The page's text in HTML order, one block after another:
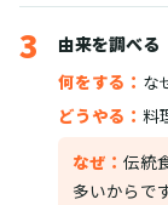
3
由来を調べる
何をする： な
どうやる： 料
なぜ： 伝統
多いからです